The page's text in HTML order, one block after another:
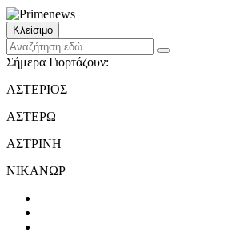
Κλείσιμο
Σήμερα Γιορτάζουν:
ΑΣΤΕΡΙΟΣ
ΑΣΤΕΡΩ
ΑΣΤΡΙΝΗ
ΝΙΚΑΝΩΡ